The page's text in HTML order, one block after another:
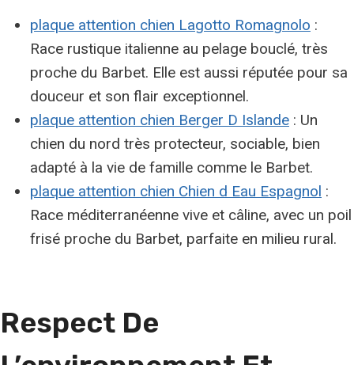
plaque attention chien Lagotto Romagnolo :
Race rustique italienne au pelage bouclé, très
proche du Barbet. Elle est aussi réputée pour sa
douceur et son flair exceptionnel.
plaque attention chien Berger D Islande : Un
chien du nord très protecteur, sociable, bien
adapté à la vie de famille comme le Barbet.
plaque attention chien Chien d Eau Espagnol :
Race méditerranéenne vive et câline, avec un poil
frisé proche du Barbet, parfaite en milieu rural.
Respect De